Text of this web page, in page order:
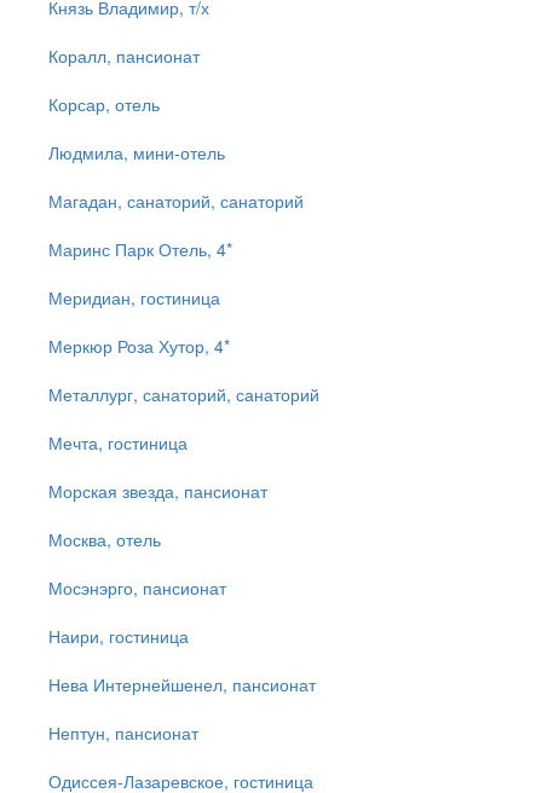
Князь Владимир, т/х
Коралл, пансионат
Корсар, отель
Людмила, мини-отель
Магадан, санаторий, санаторий
Маринс Парк Отель, 4*
Меридиан, гостиница
Меркюр Роза Хутор, 4*
Металлург, санаторий, санаторий
Мечта, гостиница
Морская звезда, пансионат
Москва, отель
Мосэнэрго, пансионат
Наири, гостиница
Нева Интернейшенел, пансионат
Нептун, пансионат
Одиссея-Лазаревское, гостиница